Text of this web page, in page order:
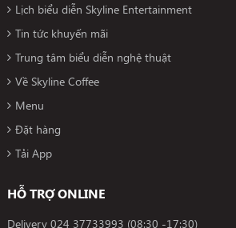
Lịch biểu diễn Skyline Entertainment
Tin tức khuyến mãi
Trung tâm biểu diễn nghệ thuật
Về Skyline Coffee
Menu
Đặt hàng
Tải App
HỖ TRỢ ONLINE
Delivery 024 37733993 (08:30 -17:30)